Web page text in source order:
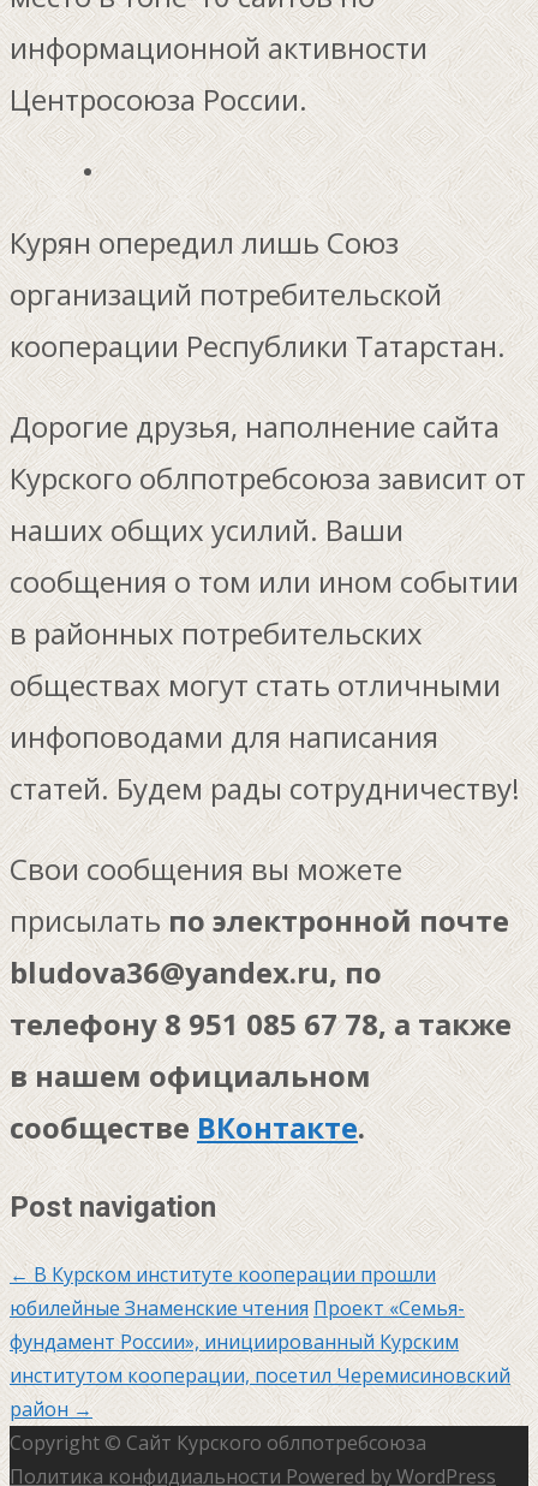
информационной активности
Центросоюза России.
Курян опередил лишь Союз
организаций потребительской
кооперации Республики Татарстан.
Дорогие друзья, наполнение сайта
Курского облпотребсоюза зависит от
наших общих усилий. Ваши
сообщения о том или ином событии
в районных потребительских
обществах могут стать отличными
инфоповодами для написания
статей. Будем рады сотрудничеству!
Свои сообщения вы можете
присылатьпо электронной почте
bludova36@yandex.ru, по
телефону 8 951 085 67 78, а также
в нашем официальном
сообществеВКонтакте.
Post navigation
←В Курском институте кооперации прошли
юбилейные Знаменские чтения Проект «Семья-
фундамент России», инициированный Курским
институтом кооперации, посетил Черемисиновский
район→
Copyright © Сайт Курского облпотребсоюза
Политика конфидиальности Powered by WordPress